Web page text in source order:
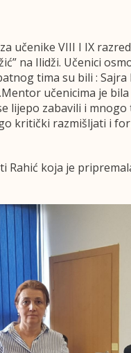
učenike VIII I IX
na Ilidži. Učenici
tima su bili : Sajra
učenicima je bila
lijepo zabavili i
kritički razmišljati i
Rahić koja je